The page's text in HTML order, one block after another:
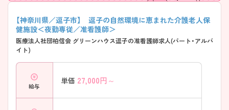
【神奈川県／逗子市】 逗子の自然環境に恵まれた介護老人保
健施設＜夜勤専従／准看護師＞
医療法人社団柏信会 グリーンハウス逗子の准看護師求人(パート・アルバ
イト)
給与
単価 27,000円～